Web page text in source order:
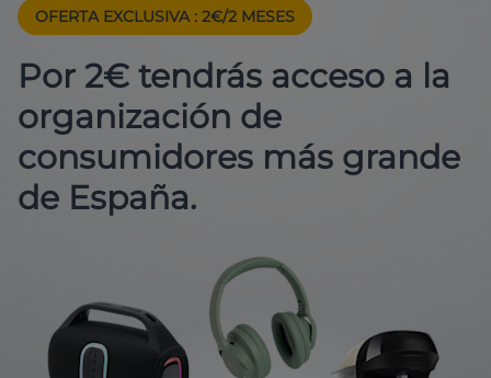
OFERTA EXCLUSIVA : 2€/2 MESES
Por 2€ tendrás acceso a la
organización de
consumidores más grande
de España.